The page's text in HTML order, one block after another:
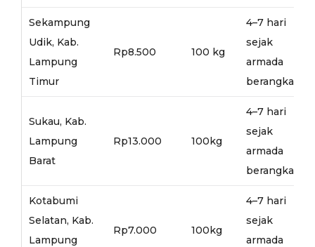
Sekampung
Udik, Kab.
Lampung
Timur
Rp8.500 100 kg
4–7 hari
sejak
armada
berangkat
Sukau, Kab.
Lampung
Barat
Rp13.000 100kg
4–7 hari
sejak
armada
berangkat
Kotabumi
Selatan, Kab.
Lampung
Rp7.000 100kg
4–7 hari
sejak
armada